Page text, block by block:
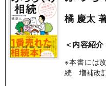
橘 慶太
＜内容紹介
※本書には
続 増補改訂